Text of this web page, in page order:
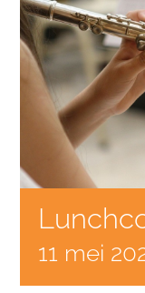
11 mei